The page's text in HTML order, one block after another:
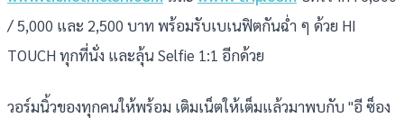
/ 5,000 และ 2,500 บาท พร้อมรับเบเนฟิตกันฉ่ำ ๆ ด้วย HI
TOUCH ทุกที่นั่ง และลุ้น Selfie 1:1 อีกด้วย
วอร์มนิ้วของทุกคนให้พร้อม เติมเน็ตให้เต็มแล้วมาพบกับ "อี ซ็อง